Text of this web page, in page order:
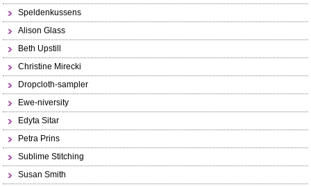
Speldenkussens
Alison Glass
Beth Upstill
Christine Mirecki
Dropcloth-sampler
Ewe-niversity
Edyta Sitar
Petra Prins
Sublime Stitching
Susan Smith